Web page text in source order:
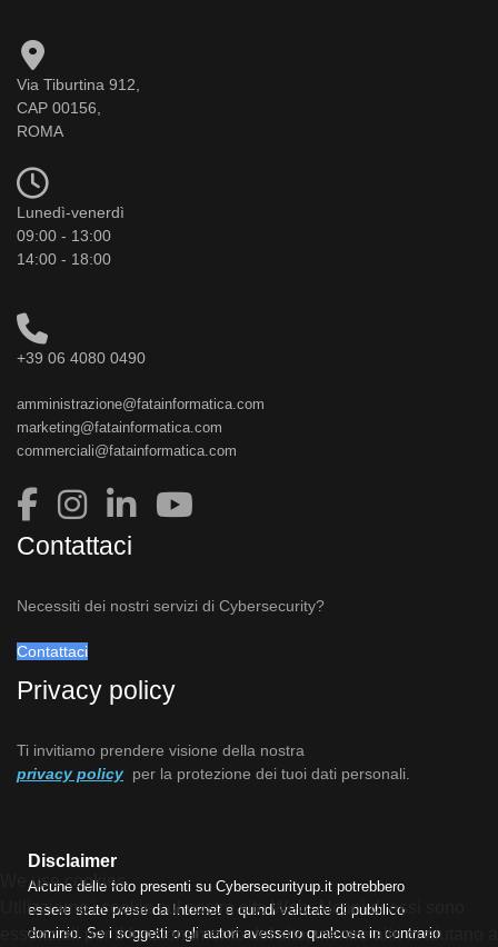
Via Tiburtina 912,
CAP 00156,
ROMA
Lunedì-venerdì
09:00 - 13:00
14:00 - 18:00
+39 06 4080 0490
amministrazione@fatainformatica.com
marketing@fatainformatica.com
commerciali@fatainformatica.com
Contattaci
Necessiti dei nostri servizi di Cybersecurity?
Contattaci
Privacy policy
Ti invitiamo prendere visione della nostra
privacy policy per la protezione dei tuoi dati personali.
Disclaimer
Alcune delle foto presenti su Cybersecurityup.it potrebbero
essere state prese da Internet e quindi valutate di pubblico
dominio. Se i soggetti o gli autori avessero qualcosa in contrario
We use cookies
Utilizziamo i cookie sul nostro sito Web. Alcuni di essi sono
essenziali per il funzionamento del sito, mentre altri ci aiutano a